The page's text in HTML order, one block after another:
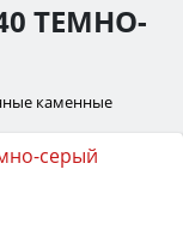
ТЕМНО-
каменные